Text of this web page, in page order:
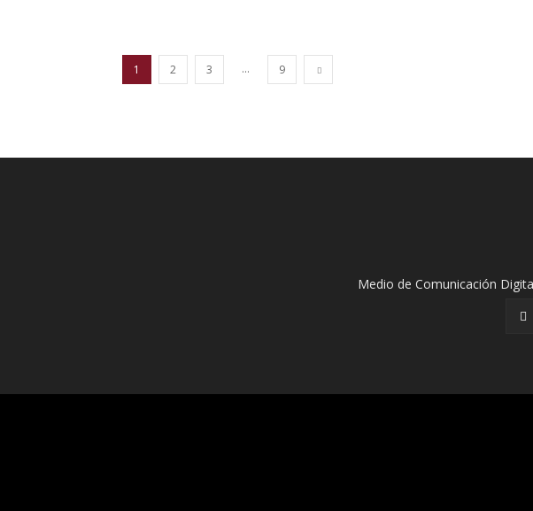
1 2 3 ... 9
Medio de Comunicación